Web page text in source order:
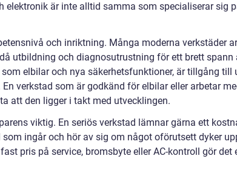
elektronik är inte alltid samma som specialiserar sig
och inriktning. Många moderna verkstäder
utbildning och diagnosutrustning för ett brett spann
elbilar och nya säkerhetsfunktioner, är tillgång till
verkstad som är godkänd för elbilar eller arbetar
att den ligger i takt med utvecklingen.
viktig. En seriös verkstad lämnar gärna ett
ingår och hör av sig om något oförutsett dyker
pris på service, bromsbyte eller AC-kontroll gör det